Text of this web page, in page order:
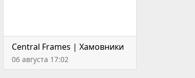
Central Frames | Хамовники
06 августа 17:02